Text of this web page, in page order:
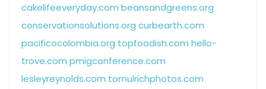
cakelifeeveryday.com beansandgreens.org
conservationsolutions.org curbearth.com
pacificocolombia.org topfoodish.com hello-
trove.com pmigconference.com
lesleyreynolds.com tomulrichphotos.com